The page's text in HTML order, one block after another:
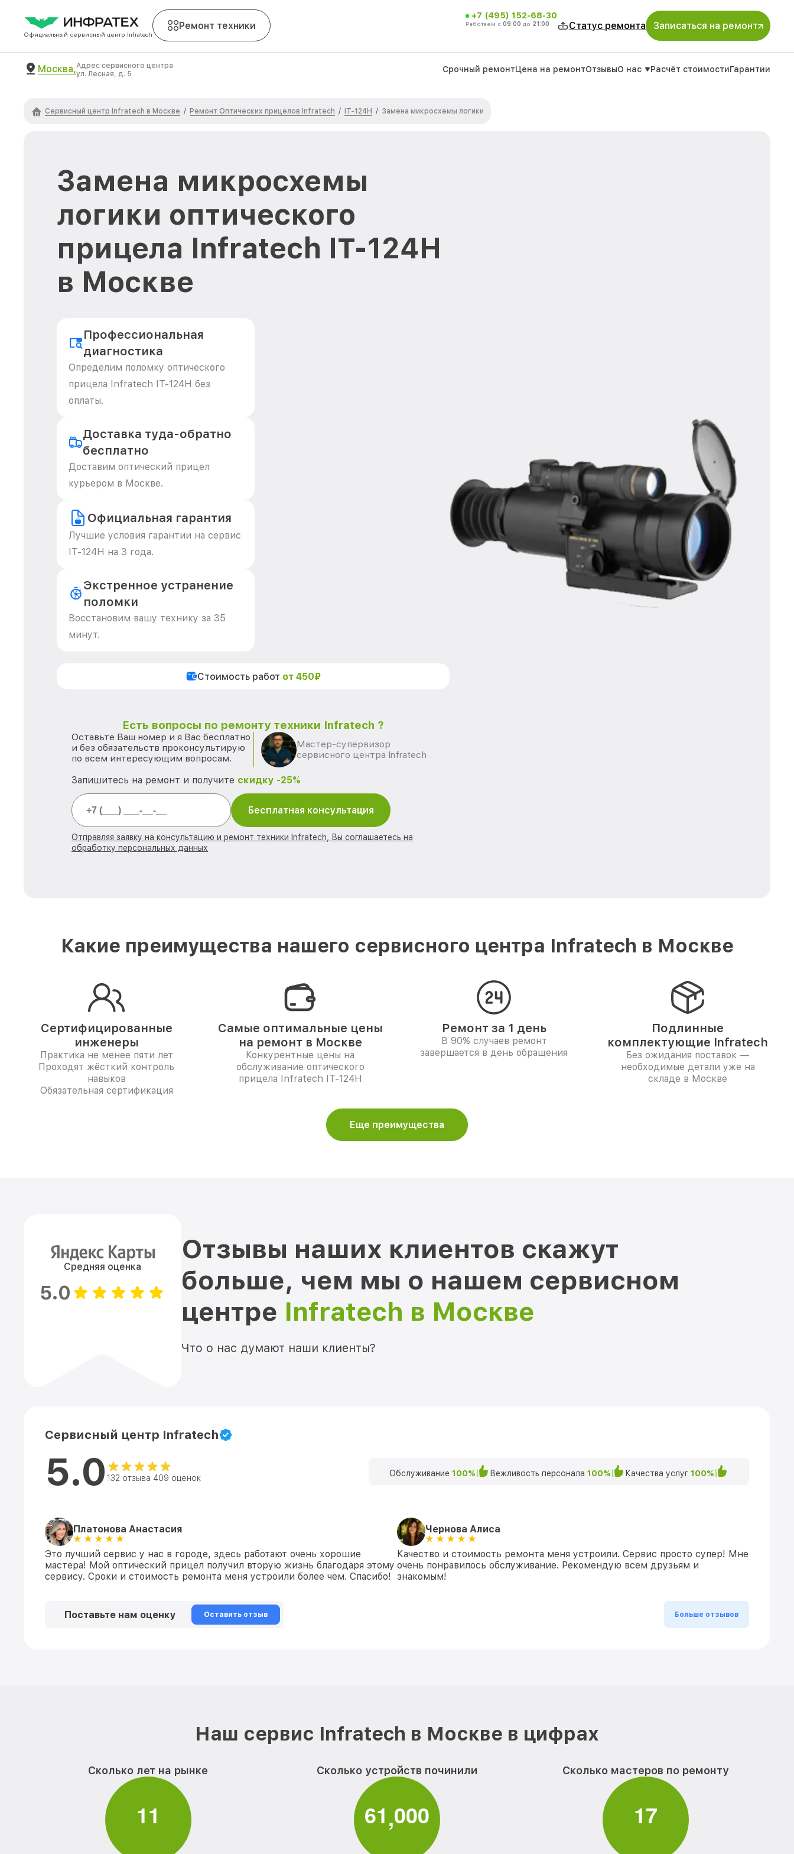
Официальный сервисный центр Infratech
Ремонт техники
+7 (495) 152-68-30
Работаем с 09:00 до 21:00 Статус ремонта Записаться на ремонт
Москва,Адрес сервисного центра
ул. Лесная, д. 5
Срочный ремонтЦена на ремонтОтзывыО нас Расчёт стоимостиГарантии
Сервисный центр Infratech в Москве / Ремонт Оптических прицелов Infratech / IT-124Н / Замена микросхемы логики
Замена микросхемы
логики оптического
прицела Infratech IT-124Н
в Москве
Профессиональная
диагностика
Определим поломку оптического
прицела Infratech IT-124Н без
оплаты.
Доставка туда-обратно
бесплатно
Доставим оптический прицел
курьером в Москве.
Официальная гарантия
Лучшие условия гарантии на сервис
IT-124Н на 3 года.
Экстренное устранение
поломки
Восстановим вашу технику за 35
минут.
Стоимость работ от 450₽
Есть вопросы по ремонту техники Infratech ?
Оставьте Ваш номер и я Вас бесплатно
и без обязательств проконсультирую
по всем интересующим вопросам.
Мастер-супервизор
сервисного центра Infratech
Запишитесь на ремонт и получите скидку -25%
Бесплатная консультация
Отправляя заявку на консультацию и ремонт техники Infratech, Вы соглашаетесь на
обработку персональных данных
Какие преимущества нашего сервисного центра Infratech в Москве
Сертифицированные
инженеры
Практика не менее пяти лет
Проходят жёсткий контроль
навыков
Обязательная сертификация
Самые оптимальные цены
на ремонт в Москве
Конкурентные цены на
обслуживание оптического
прицела Infratech IT-124Н
Ремонт за 1 день
В 90% случаев ремонт
завершается в день обращения
Подлинные
комплектующие Infratech
Без ожидания поставок —
необходимые детали уже на
складе в Москве
Еще преимущества
Средняя оценка
5.0
Отзывы наших клиентов скажут
больше, чем мы о нашем сервисном
центре Infratech в Москве
Что о нас думают наши клиенты?
Сервисный центр Infratech
5.0 132 отзыва 409 оценок Обслуживание 100% Вежливость персонала 100% Качества услуг 100%
Платонова Анастасия
Это лучший сервис у нас в городе, здесь работают очень хорошие
мастера! Мой оптический прицел получил вторую жизнь благодаря этому
сервису. Сроки и стоимость ремонта меня устроили более чем. Спасибо!
Чернова Алиса
Качество и стоимость ремонта меня устроили. Сервис просто супер! Мне
очень понравилось обслуживание. Рекомендую всем друзьям и
знакомым!
Поставьте нам оценку Оставить отзыв Больше отзывов
Наш сервис Infratech в Москве в цифрах
Сколько лет на рынке
11
Сколько устройств починили
61,000
Сколько мастеров по ремонту
17